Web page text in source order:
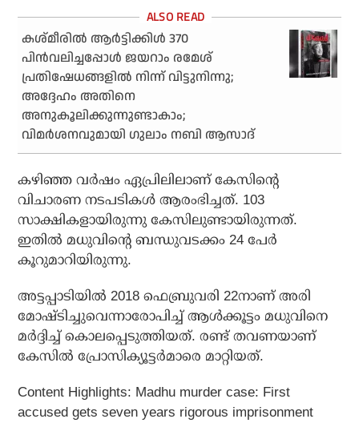
കശ്മീരില്‍ ആര്‍ട്ടിക്കിള്‍ 370
പിന്‍വലിച്ചപ്പോള്‍ ജയറാം രമേശ്
പ്രതിഷേധങ്ങളില്‍ നിന്ന് വിട്ടുനിന്നു;
അദ്ദേഹം അതിനെ
അനുകൂലിക്കുന്നുണ്ടാകാം;
വിമര്‍ശനവുമായി ഗുലാം നബി ആസാദ്
കഴിഞ്ഞ വര്‍ഷം ഏപ്രിലിലാണ് കേസിന്റെ
വിചാരണ നടപടികള്‍ ആരംഭിച്ചത്. 103
സാക്ഷികളായിരുന്നു കേസിലുണ്ടായിരുന്നത്.
ഇതില്‍ മധുവിന്റെ ബന്ധുവടക്കം 24 പേര്‍
കൂറുമാറിയിരുന്നു.
അട്ടപ്പാടിയില്‍ 2018 ഫെബ്രുവരി 22നാണ് അരി
മോഷ്ടിച്ചുവെന്നാരോപിച്ച് ആള്‍ക്കൂട്ടം മധുവിനെ
മര്‍ദ്ദിച്ച് കൊലപ്പെടുത്തിയത്. രണ്ട് തവണയാണ്
കേസില്‍ പ്രോസിക്യൂട്ടര്‍മാരെ മാറ്റിയത്.
Content Highlights: Madhu murder case: First
accused gets seven years rigorous imprisonment